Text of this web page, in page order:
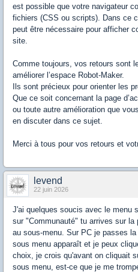
est possible que votre navigateur
fichiers (CSS ou scripts). Dans ce
peut être nécessaire pour afficher
site.
Comme toujours, vos retours sont
améliorer l’espace Robot-Maker.
Ils sont précieux pour orienter les
Que ce soit concernant la page
ou toute autre amélioration que
en discuter dans ce sujet.
Merci à tous pour vos retours et
levend
22 juin 2026
J'ai quelques soucis avec le menu
sur "Communauté" tu arrives sur
au sous-menu. Sur PC je passes
sous menu apparaît et je peux
choix, je crois qu'avant on cliquait
sous menu, est-ce que je me